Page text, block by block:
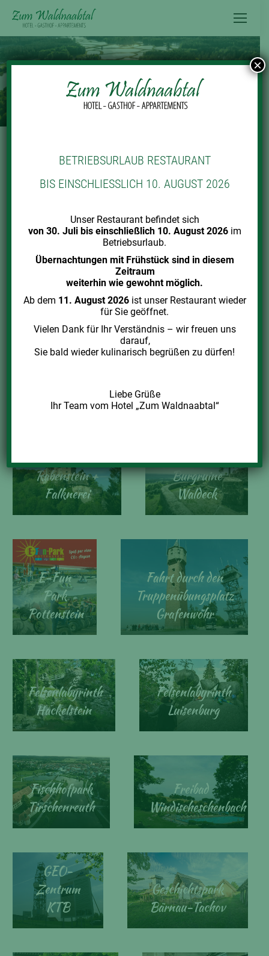
springen
ALLE ANZEIGEN AKTIVITÄT & SPORT
MUSEEN & GESCHICHTE TOUREN & FÜHRUNGEN
WANDERN & SPAZIERGÄNGE
Basaltkegel
Parkstein
Bergwerk
Gleissinger Fels
Waldnaabtal
Burg Falkenberg
Rabenstein +
Falknerei
Burgruine
Waldeck
E-Fun
Park
Pottenstein
Fahrt durch den
Truppenübungsplatz
Grafenwöhr
Felsenlabyrinth
Hackelstein
Felsenlabyrinth
Luisenburg
Fischhofpark
Tirschenreuth
Freibad
Windischeschenbach
GEO-
Zentrum
KTB
Geschichtspark
Bärnau-Tachov
BETRIEBSURLAUB RESTAURANT
BIS EINSCHLIESSLICH 10. AUGUST 2026
Unser Restaurant befindet sich
von 30. Juli bis einschließlich 10. August 2026 im
Betriebsurlaub.
Übernachtungen mit Frühstück sind in diesem
Zeitraum
weiterhin wie gewohnt möglich.
Ab dem 11. August 2026 ist unser Restaurant wieder
für Sie geöffnet.
Vielen Dank für Ihr Verständnis – wir freuen uns
darauf,
Sie bald wieder kulinarisch begrüßen zu dürfen!
Liebe Grüße
Ihr Team vom Hotel „Zum Waldnaabtal“
×